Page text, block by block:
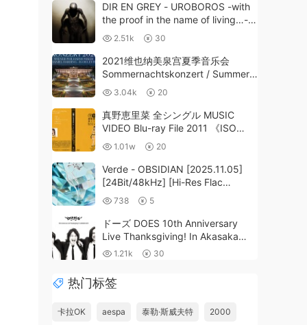
DIR EN GREY - UROBOROS -with
the proof in the name of living…-
AT NIPPON BUDOKAN -Extended
Cut- 2012 [BDISO 44.3GB]
2.51k 30
2021维也纳美泉宫夏季音乐会
Sommernachtskonzert / Summer
Night Concert 2021 [BDMV 20GB]
3.04k 20
真野恵里菜 全シングル MUSIC
VIDEO Blu-ray File 2011 《ISO
11.75G》
1.01w 20
Verde - OBSIDIAN [2025.11.05]
[24Bit/48kHz] [Hi-Res Flac
260MB]
738 5
ドーズ DOES 10th Anniversary
Live Thanksgiving! In Akasaka
Blitz [2016.12.21] [BDISO 44.5GB]
1.21k 30
热门标签
卡拉OK aespa 泰勒·斯威夫特 2000